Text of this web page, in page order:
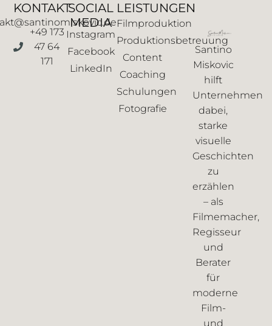
KONTAKT
+49 173
47 64
171
SOCIAL
MEDIA
Instagram
Facebook
LinkedIn
LEISTUNGEN
Filmproduktion
Produktionsbetreuung
Content
Coaching
Schulungen
Fotografie
Santino
Miskovic
hilft
Unternehmen
dabei,
starke
visuelle
Geschichten
zu
erzählen
– als
Filmemacher,
Regisseur
und
Berater
für
moderne
Film-
und